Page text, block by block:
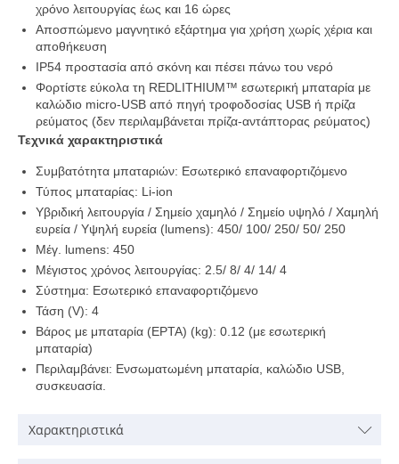
χρόνο λειτουργίας έως και 16 ώρες
Αποσπώμενο μαγνητικό εξάρτημα για χρήση χωρίς χέρια και
αποθήκευση
IP54 προστασία από σκόνη και πέσει πάνω του νερό
Φορτίστε εύκολα τη REDLITHIUM™ εσωτερική μπαταρία με
καλώδιο micro-USB από πηγή τροφοδοσίας USB ή πρίζα
ρεύματος (δεν περιλαμβάνεται πρίζα-αντάπτορας ρεύματος)
Τεχνικά χαρακτηριστικά
Συμβατότητα μπαταριών: Εσωτερικό επαναφορτιζόμενο
Τύπος μπαταρίας: Li-ion
Υβριδική λειτουργία / Σημείο χαμηλό / Σημείο υψηλό / Χαμηλή
ευρεία / Υψηλή ευρεία (lumens): 450/ 100/ 250/ 50/ 250
Μέγ. lumens: 450
Μέγιστος χρόνος λειτουργίας: 2.5/ 8/ 4/ 14/ 4
Σύστημα: Εσωτερικό επαναφορτιζόμενο
Τάση (V): 4
Βάρος με μπαταρία (EPTA) (kg): 0.12 (με εσωτερική
μπαταρία)
Περιλαμβάνει: Ενσωματωμένη μπαταρία, καλώδιο USB,
συσκευασία.
Χαρακτηριστικά